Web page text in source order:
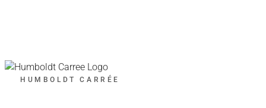
HUMBOLDT CARRÉE